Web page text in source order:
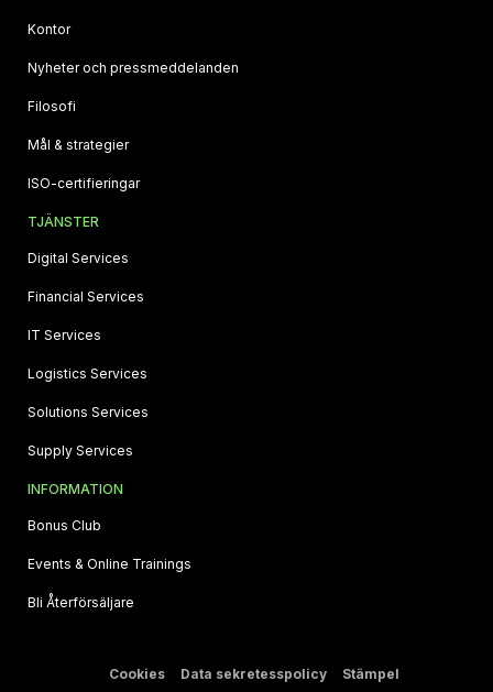
Kontor
Nyheter och pressmeddelanden
Filosofi
Mål & strategier
ISO‑certifieringar
TJÄNSTER
Digital Services
Financial Services
IT Services
Logistics Services
Solutions Services
Supply Services
INFORMATION
Bonus Club
Events & Online Trainings
Bli Återförsäljare
Cookies Data sekretesspolicy
Stämpel